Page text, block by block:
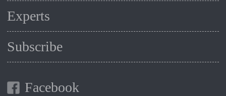
Experts
Subscribe
Facebook